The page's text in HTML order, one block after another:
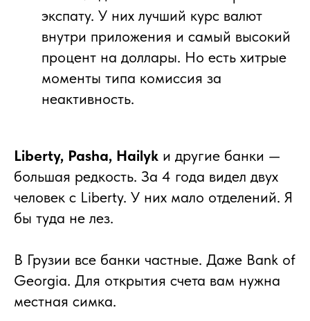
экспату. У них лучший курс валют
внутри приложения и самый высокий
процент на доллары. Но есть хитрые
моменты типа комиссия за
неактивность.
Liberty, Pasha, Hailyk и другие банки —
большая редкость. За 4 года видел двух
человек с Liberty. У них мало отделений. Я
бы туда не лез.
В Грузии все банки частные. Даже Bank of
Georgia. Для открытия счета вам нужна
местная симка.